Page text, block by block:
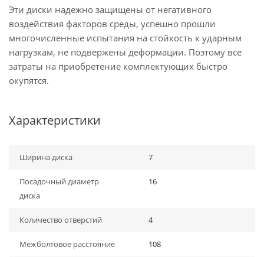
Эти диски надежно защищены от негативного
воздействия факторов среды, успешно прошли
многочисленные испытания на стойкость к ударным
нагрузкам, не подвержены деформации. Поэтому все
затраты на приобретение комплектующих быстро
окупятся.
Характеристики
Ширина диска 7
Посадочный диаметр
диска
16
Количество отверстий 4
Межболтовое расстояние 108